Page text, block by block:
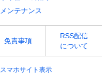
メンテナンス
免責事項
RSS配信
について
スマホサイト表示